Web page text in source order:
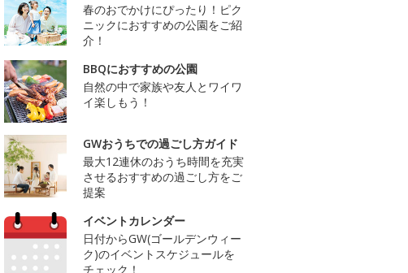
春のおでかけにぴったり！ピク
ニックにおすすめの公園をご紹
介！
BBQにおすすめの公園
自然の中で家族や友人とワイワ
イ楽しもう！
GWおうちでの過ごし方ガイド
最大12連休のおうち時間を充実
させるおすすめの過ごし方をご
提案
イベントカレンダー
日付からGW(ゴールデンウィー
ク)のイベントスケジュールを
チェック！